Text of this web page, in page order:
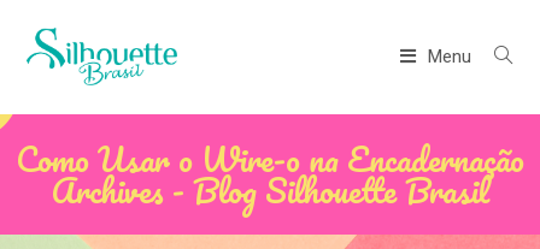
Menu
Como Usar o Wire-o na Encadernação
Archives - Blog Silhouette Brasil